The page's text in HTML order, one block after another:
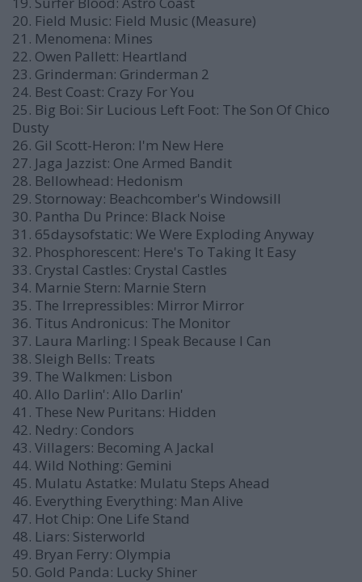
20. Field Music: Field Music (Measure)
21. Menomena: Mines
22. Owen Pallett: Heartland
23. Grinderman: Grinderman 2
24. Best Coast: Crazy For You
25. Big Boi: Sir Lucious Left Foot: The Son Of Chico
Dusty
26. Gil Scott-Heron: I'm New Here
27. Jaga Jazzist: One Armed Bandit
28. Bellowhead: Hedonism
29. Stornoway: Beachcomber's Windowsill
30. Pantha Du Prince: Black Noise
31. 65daysofstatic: We Were Exploding Anyway
32. Phosphorescent: Here's To Taking It Easy
33. Crystal Castles: Crystal Castles
34. Marnie Stern: Marnie Stern
35. The Irrepressibles: Mirror Mirror
36. Titus Andronicus: The Monitor
37. Laura Marling: I Speak Because I Can
38. Sleigh Bells: Treats
39. The Walkmen: Lisbon
40. Allo Darlin': Allo Darlin'
41. These New Puritans: Hidden
42. Nedry: Condors
43. Villagers: Becoming A Jackal
44. Wild Nothing: Gemini
45. Mulatu Astatke: Mulatu Steps Ahead
46. Everything Everything: Man Alive
47. Hot Chip: One Life Stand
48. Liars: Sisterworld
49. Bryan Ferry: Olympia
50. Gold Panda: Lucky Shiner